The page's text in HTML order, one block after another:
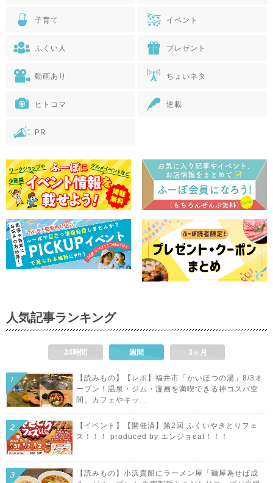
子育て イベント
ふくい人 プレゼント
動画あり ちょいネタ
ヒトコマ 連載
PR
人気記事ランキング
24時間 週間 3ヶ月
【読みもの】【レポ】福井市「かいほつの湯」8/3オ
ープン！温泉・ジム・漫画を満喫できる神コスパ空
間。カフェやキッ...
【イベント】【開催済】第2回 ふくいやきとりフェ
ス！！！ produced by エンジョeat！！！
【読みもの】小浜貴船にラーメン屋「麺屋為せば成